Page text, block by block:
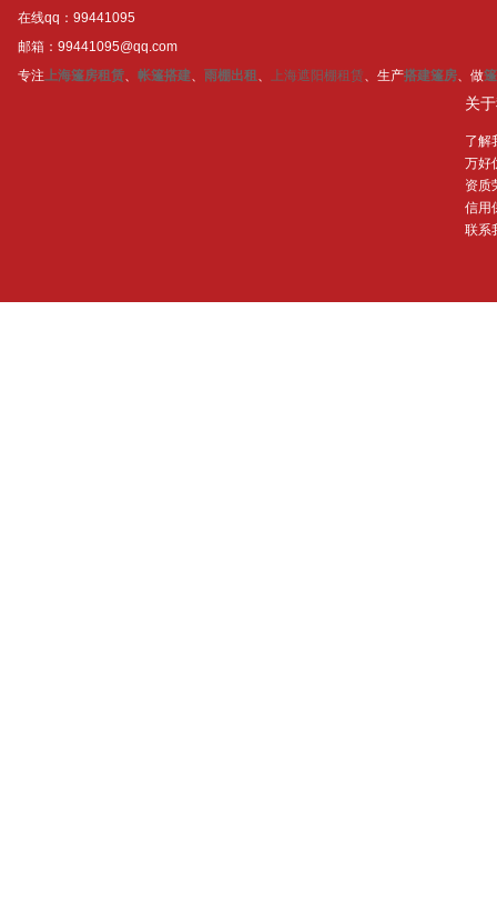
在线qq：99441095
邮箱：99441095@qq.com
专注上海篷房租赁、 帐篷搭建、 雨棚出租 、 上海遮阳棚租赁、生产搭建篷房、做
关
了解
万好
资质
信用
联系